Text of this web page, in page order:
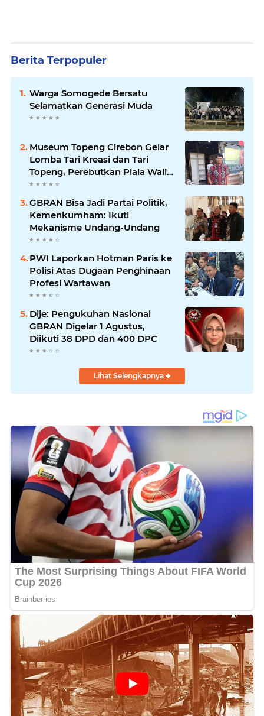
Berita Terpopuler
Warga Somogede Bersatu
Selamatkan Generasi Muda
Museum Topeng Cirebon Gelar
Lomba Tari Kreasi dan Tari
Topeng, Perebutkan Piala Wali
Kota
GBRAN Bisa Jadi Partai Politik,
Kemenkumham: Ikuti
Mekanisme Undang-Undang
PWI Laporkan Hotman Paris ke
Polisi Atas Dugaan Penghinaan
Profesi Wartawan
Dije: Pengukuhan Nasional
GBRAN Digelar 1 Agustus,
Diikuti 38 DPD dan 400 DPC
Lihat Selengkapnya